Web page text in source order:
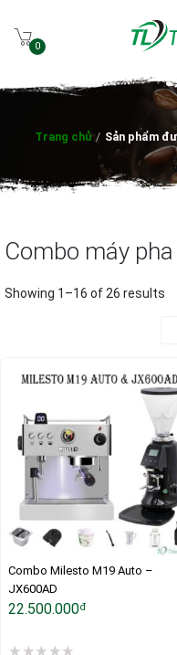
0
Trang chủ / Sản phẩm
Combo máy
Showing 1–16 of 26 results
Combo Milesto M19 Auto –
JX600AD
22.500.000đ